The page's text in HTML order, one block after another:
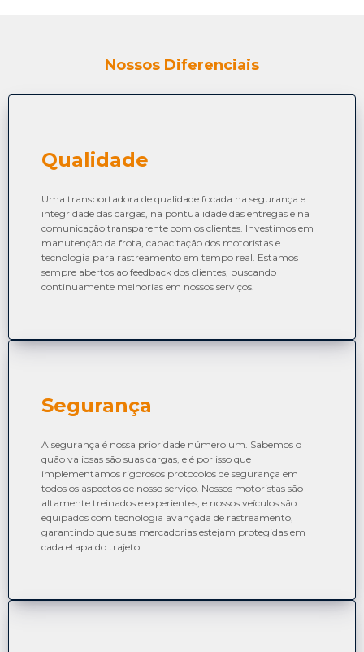
Nossos Diferenciais
Qualidade
Uma transportadora de qualidade focada na segurança e
integridade das cargas, na pontualidade das entregas e na
comunicação transparente com os clientes. Investimos em
manutenção da frota, capacitação dos motoristas e
tecnologia para rastreamento em tempo real. Estamos
sempre abertos ao feedback dos clientes, buscando
continuamente melhorias em nossos serviços.
Segurança
A segurança é nossa prioridade número um. Sabemos o
quão valiosas são suas cargas, e é por isso que
implementamos rigorosos protocolos de segurança em
todos os aspectos de nosso serviço. Nossos motoristas são
altamente treinados e experientes, e nossos veículos são
equipados com tecnologia avançada de rastreamento,
garantindo que suas mercadorias estejam protegidas em
cada etapa do trajeto.